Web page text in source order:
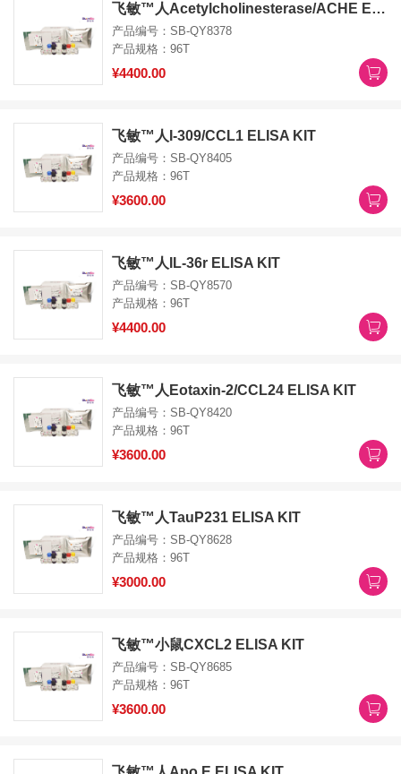
飞敏™人Acetylcholinesterase/ACHE ELISA KIT
产品编号：SB-QY8378
产品规格：96T
¥4400.00
飞敏™人I-309/CCL1 ELISA KIT
产品编号：SB-QY8405
产品规格：96T
¥3600.00
飞敏™人IL-36r ELISA KIT
产品编号：SB-QY8570
产品规格：96T
¥4400.00
飞敏™人Eotaxin-2/CCL24 ELISA KIT
产品编号：SB-QY8420
产品规格：96T
¥3600.00
飞敏™人TauP231 ELISA KIT
产品编号：SB-QY8628
产品规格：96T
¥3000.00
飞敏™小鼠CXCL2 ELISA KIT
产品编号：SB-QY8685
产品规格：96T
¥3600.00